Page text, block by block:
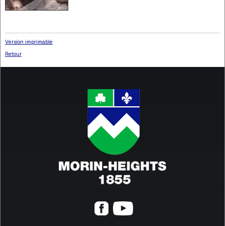
Version imprimable
Retour